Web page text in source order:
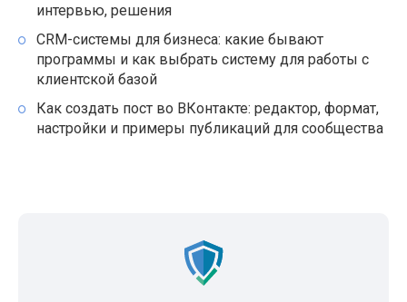
интервью, решения
CRM-системы для бизнеса: какие бывают
программы и как выбрать систему для работы с
клиентской базой
Как создать пост во ВКонтакте: редактор, формат,
настройки и примеры публикаций для сообщества